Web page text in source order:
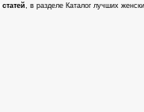
, в разделе Каталог лучших